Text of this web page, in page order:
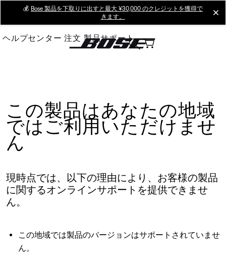
Main
💰 Bose 製品を下取りに出すと最大 ¥30,000 のクレジットを獲得で
きます。
ヘルプセンター 注文 製品サポート
この製品はあなたの地域
ではご利用いただけませ
ん
現時点では、以下の理由により、お客様の製品
に関するオンラインサポートを提供できませ
ん。
この地域では製品のバージョンはサポートされていませ
ん。